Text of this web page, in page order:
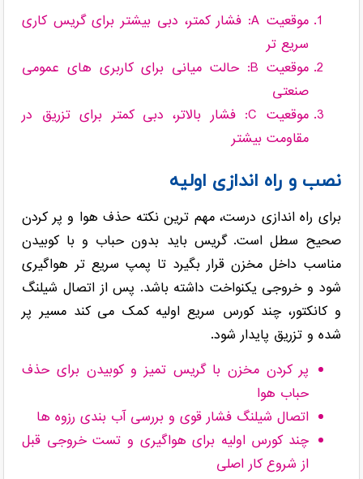
موقعیت A: فشار کمتر، دبی بیشتر برای گریس کاری
سریع تر
موقعیت B: حالت میانی برای کاربری های عمومی
صنعتی
موقعیت C: فشار بالاتر، دبی کمتر برای تزریق در
مقاومت بیشتر
نصب و راه اندازی اولیه
برای راه اندازی درست، مهم ترین نکته حذف هوا و پر کردن
صحیح سطل است. گریس باید بدون حباب و با کوبیدن
مناسب داخل مخزن قرار بگیرد تا پمپ سریع تر هواگیری
شود و خروجی یکنواخت داشته باشد. پس از اتصال شیلنگ
و کانکتور، چند کورس سریع اولیه کمک می کند مسیر پر
شده و تزریق پایدار شود.
پر کردن مخزن با گریس تمیز و کوبیدن برای حذف
حباب هوا
اتصال شیلنگ فشار قوی و بررسی آب بندی رزوه ها
چند کورس اولیه برای هواگیری و تست خروجی قبل
از شروع کار اصلی